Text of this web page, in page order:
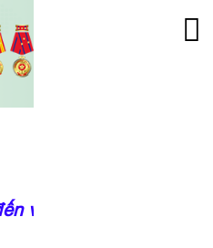
với trang thông tin